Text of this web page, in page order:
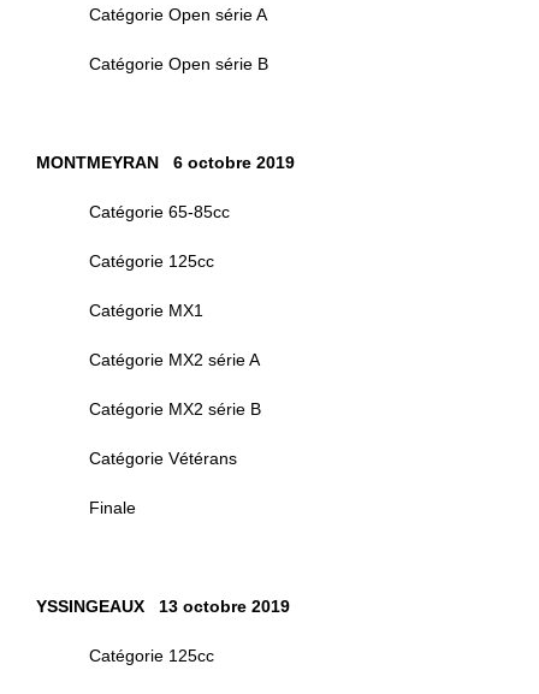
Catégorie Open série A
Catégorie Open série B
MONTMEYRAN 6 octobre 2019
Catégorie 65-85cc
Catégorie 125cc
Catégorie MX1
Catégorie MX2 série A
Catégorie MX2 série B
Catégorie Vétérans
Finale
YSSINGEAUX 13 octobre 2019
Catégorie 125cc